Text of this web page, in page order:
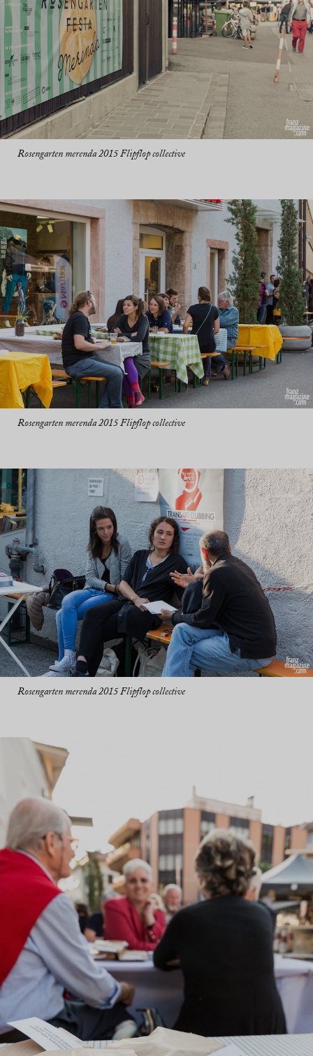
Rosengarten merenda 2015 Flipflop collective
Rosengarten merenda 2015 Flipflop collective
Rosengarten merenda 2015 Flipflop collective